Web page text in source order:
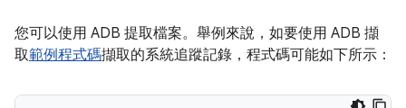
您可以使用 ADB 提取檔案。舉例來說，如要使用 ADB 擷
取範例程式碼擷取的系統追蹤記錄，程式碼可能如下所示：